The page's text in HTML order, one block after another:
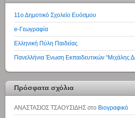
11ο Δημοτικό Σχολείο Ευόσμου
e-Γεωγραφία
Ελληνική Πύλη Παιδείας
Πανελλήνια Ένωση Εκπαιδευτικών “Μιχάλης
Πρόσφατα σχόλια
ΑΝΑΣΤΑΣΙΟΣ ΤΣΑΟΥΣΙΔΗΣ στο Βιογραφικό